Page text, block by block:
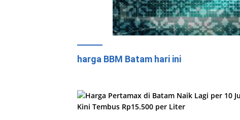
harga BBM Batam hari ini